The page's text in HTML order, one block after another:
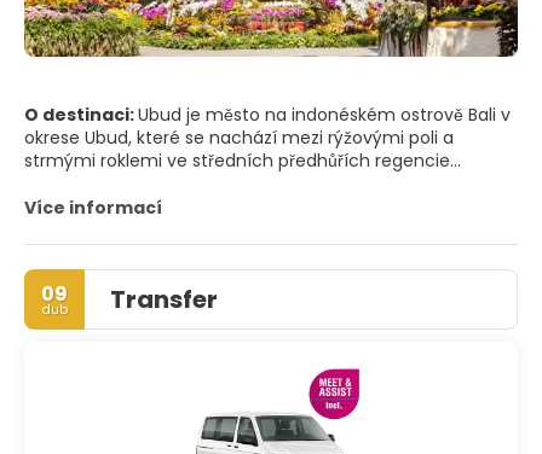
O destinaci:Ubud je město na indonéském ostrově Bali v
okrese Ubud, které se nachází mezi rýžovými poli a
strmými roklemi ve středních předhůřích regencie
vyvinul se zde velký turistický průmysl.
Ubud má populaci přibližně 30 000 lidí. Pro návštěvníky
může být obtížné odlišit samotné město od 13 vesnic,
které ho obklopují. Oblast kolem města je tvořena malými
farmami, rýžovými poli a hustým lesem.
Více informací
09
dub Transfer